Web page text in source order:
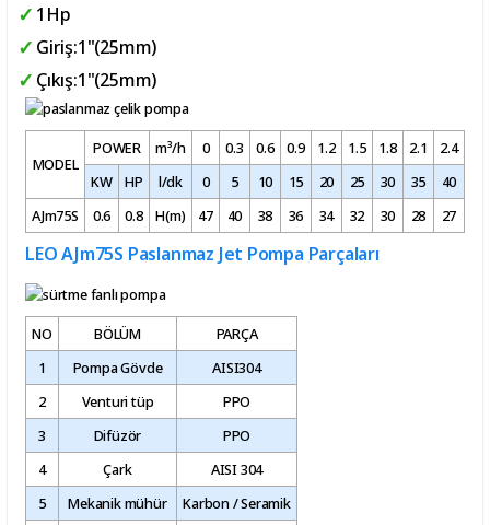
1Hp
Giriş:1"(25mm)
Çıkış:1"(25mm)
MODEL
POWER m³/h 0 0.3 0.6 0.9 1.2 1.5 1.8 2.1 2.4
KW
HP l/dk 0 5 10 15 20 25 30 35 40
AJm75S
0.6 0.8 H(m) 47 40 38 36 34 32 30 28 27
LEO AJm75S Paslanmaz Jet Pompa Parçaları
NO BÖLÜM
PARÇA
1
Pompa Gövde
AISI304
2
Venturi tüp
PPO
3
Difüzör
PPO
4
Çark
AISI 304
5
Mekanik mühür
Karbon / Seramik